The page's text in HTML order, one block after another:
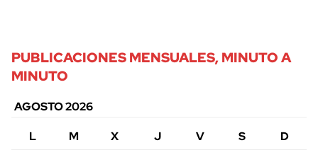
PUBLICACIONES MENSUALES, MINUTO A
MINUTO
AGOSTO 2026
L
M X J V S
D